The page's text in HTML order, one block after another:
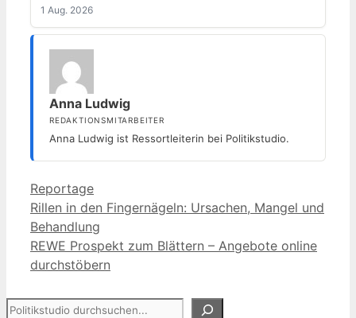
1 Aug. 2026
Anna Ludwig
REDAKTIONSMITARBEITER
Anna Ludwig ist Ressortleiterin bei Politikstudio.
Kategorien
Reportage
Rillen in den Fingernägeln: Ursachen, Mangel und
Behandlung
REWE Prospekt zum Blättern – Angebote online
durchstöbern
Suchen